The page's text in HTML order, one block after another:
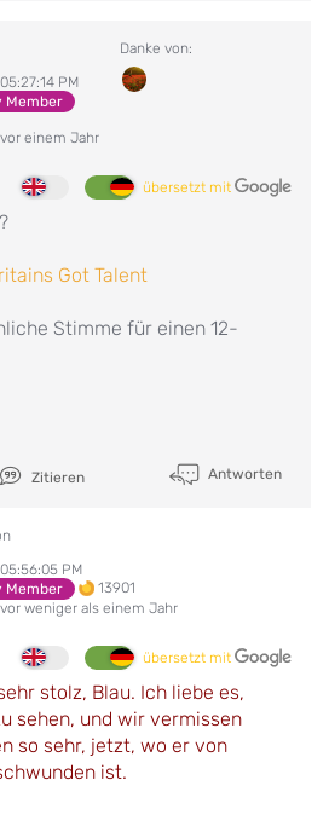
PM
Member
einem Jahr
Danke von:
übersetzt mit
Got Talent
Stimme für einen 12-
Zitieren Antworten
PM
Member
13901
weniger als einem Jahr
übersetzt mit
stolz, Blau. Ich liebe es,
sehen, und wir vermissen
so sehr, jetzt, wo er von
ist.